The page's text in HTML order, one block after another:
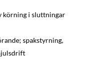
i sluttningar
spakstyrning,